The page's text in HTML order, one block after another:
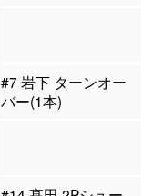
#7 岩下 ターンオー
バー(1本)